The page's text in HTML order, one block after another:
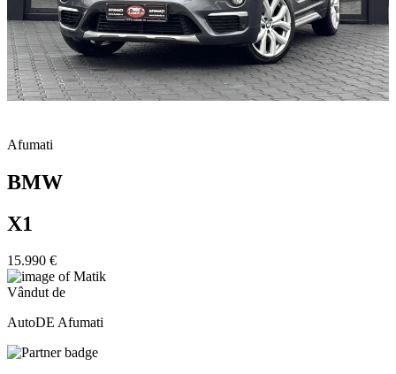
Afumati
BMW
X1
15.990 €
Vândut de
AutoDE Afumati